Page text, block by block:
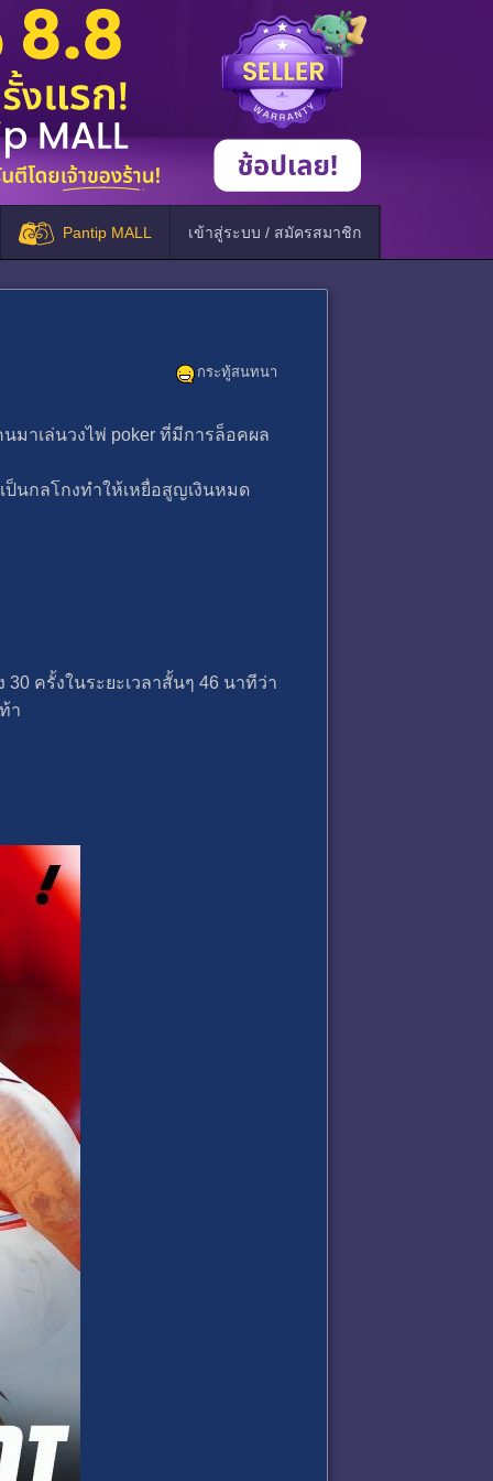
Pantip MALL เข้าสู่ระบบ / สมัครสมาชิก
กระทู้สนทนา
มาเล่นวงไพ่ poker ที่มีการล็อคผล
ป็นกลโกงทําให้เหยื่อสูญเงินหมด
ครั้งในระยะเวลาสั้นๆ 46 นาทีว่า
า